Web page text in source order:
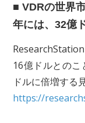
■ VDRの世界
年には、32億
16億ドルとの
ドルに倍増する
https://